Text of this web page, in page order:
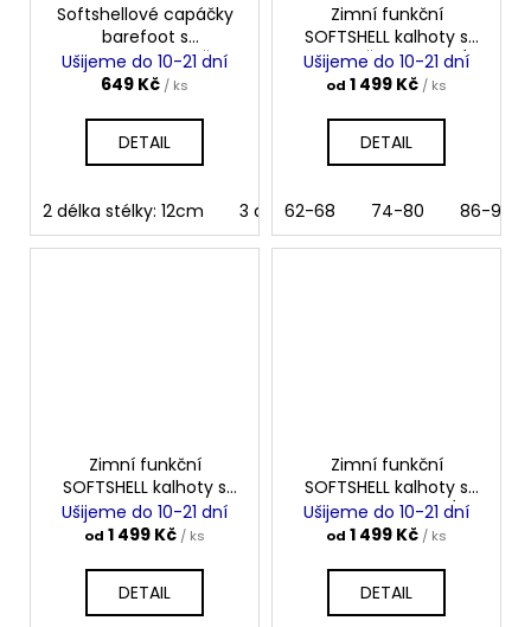
Softshellové capáčky
barefoot s
microfleece KYTIČKY
Ušijeme do 10-21 dní
649 Kč / ks
DETAIL
2 délka stélky: 12cm 3 délka stélky: 13cm 4 délka
Zimní funkční
SOFTSHELL kalhoty s
laclem ŠEDOMODRÁ
Ušijeme do 10-21 dní
od 1 499 Kč / ks
DETAIL
62-68 74-80 86-92
Zimní funkční
SOFTSHELL kalhoty s
laclem NEONKA
Ušijeme do 10-21 dní
od 1 499 Kč / ks
DETAIL
Zimní funkční
SOFTSHELL kalhoty s
laclem MALINOVÁ
Ušijeme do 10-21 dní
od 1 499 Kč / ks
DETAIL